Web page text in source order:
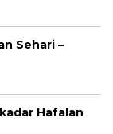
Sehari –
Hafalan